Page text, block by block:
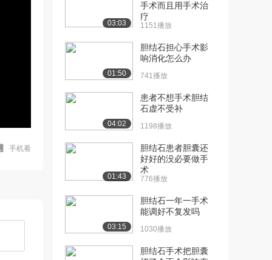
手机看
03:03
手术而且用手术治
疗
1151播放
01:50
胆结石担心手术影
响消化怎么办
741播放
04:02
患者不想手术胆结
石虚不受补
1198播放
01:43
胆结石患者胆囊还
好好的没必要做手
术
776播放
03:15
胆结石一年一手术
能调好不复发吗
1030播放
胆结石手术把胆囊